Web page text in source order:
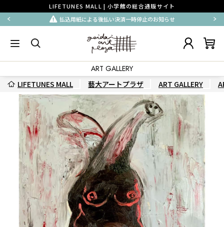
LIFETUNES MALL | 小学館の総合通販サイト
払込用紙による後払い決済一時停止のお知らせ
ART GALLERY
LIFETUNES MALL
藝大アートプラザ ART GALLERY